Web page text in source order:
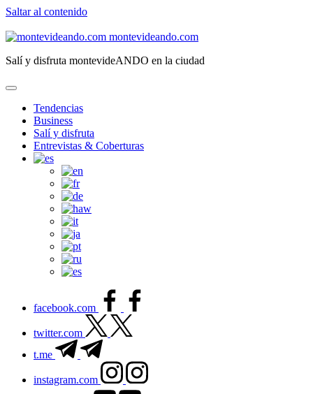
Saltar al contenido
montevideando.com
Salí y disfruta montevideANDO en la ciudad
Tendencias
Business
Salí y disfruta
Entrevistas & Coberturas
facebook.com
twitter.com
t.me
instagram.com